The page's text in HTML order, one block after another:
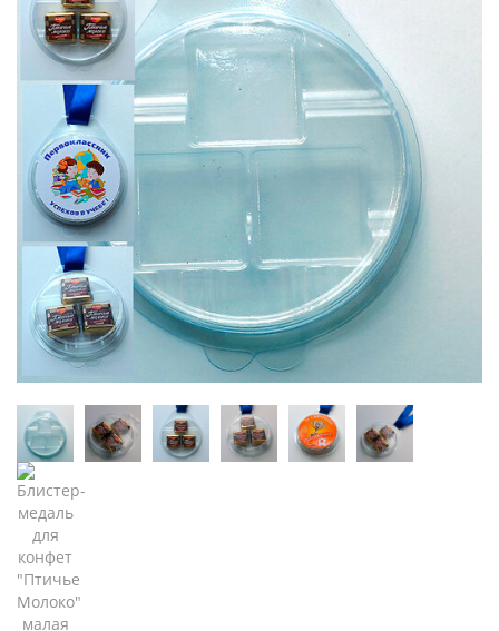
Главная Каталог
Блистеры и ложементы
Блистер-медаль
Блистер-медаль для конфет
"Птичье Молоко" малая
упаковка 13 шт. 30 руб. за шт.